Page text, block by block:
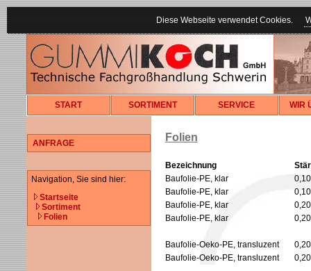
Diese Webseite verwendet Cookies.
START SORTIMENT SERVICE WIR
ANFRAGE
Navigation, Sie sind hier:
Startseite
Sortiment
Folien
Folien
Bezeichnung
Baufolie-PE, klar
Baufolie-PE, klar
Baufolie-PE, klar
Baufolie-PE, klar
Baufolie-Oeko-PE, transluzent
Baufolie-Oeko-PE, transluzent